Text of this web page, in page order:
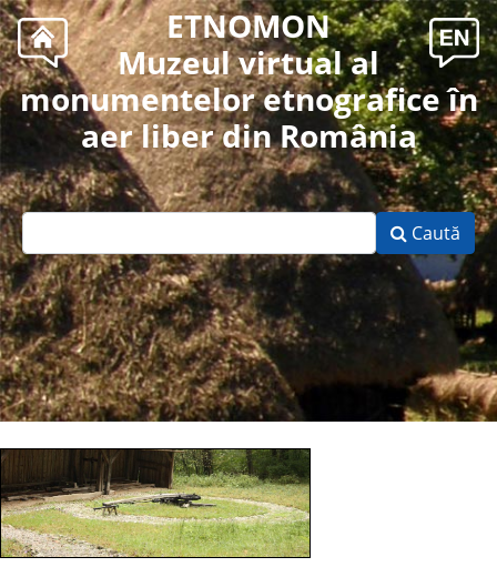
ETNOMON
Muzeul virtual al
monumentelor etnografice în
aer liber din România
Caută